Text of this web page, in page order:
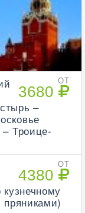
ОТ
3680
–
Троице-
ОТ
4380